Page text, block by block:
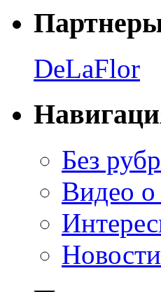
DeLaFlor
Без
Видео о